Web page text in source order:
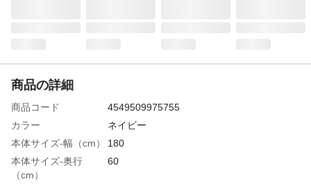
商品の詳細
商品コード
4549509975755
カラー
ネイビー
本体サイズ-幅（cm）
180
本体サイズ-奥行
（cm）
60